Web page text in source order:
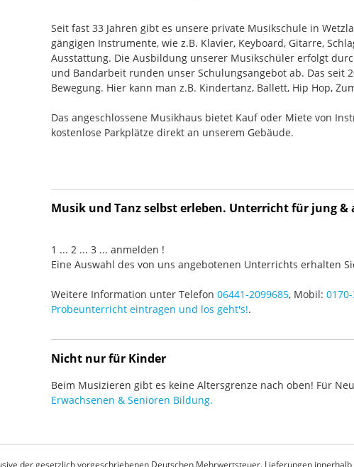
Seit fast 33 Jahren gibt es unsere private Musikschule in
gängigen Instrumente, wie z.B. Klavier, Keyboard, Gitarre,
Ausstattung. Die Ausbildung unserer Musikschüler erfolgt
und Bandarbeit runden unser Schulungsangebot ab. Das seit
Bewegung. Hier kann man z.B. Kindertanz, Ballett, Hip Hop,
Das angeschlossene Musikhaus bietet Kauf oder Miete von
kostenlose Parkplätze direkt an unserem Gebäude.
Musik und Tanz selbst erleben. Unterricht für jung &
1 ... 2 ... 3 ... anmelden !
Eine Auswahl des von uns angebotenen Unterrichts erhalten
Weitere Information unter Telefon 06441-2099685, Mobil:
Probeunterricht eintragen und los geht's!.
Nicht nur für Kinder
Beim Musizieren gibt es keine Altersgrenze nach oben! Für
Erwachsenen & Senioren Bildung.